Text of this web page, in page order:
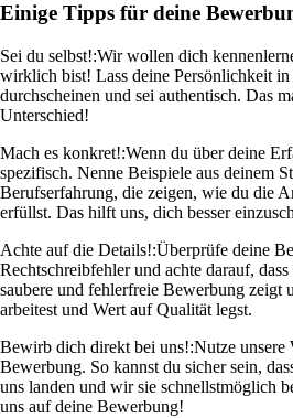
Einige Tipps für deine
Sei du selbst!:Wir wollen dich
wirklich bist! Lass deine Persönlichkeit
durchscheinen und sei authentisch. Das
Unterschied!
Mach es konkret!:Wenn du über deine
spezifisch. Nenne Beispiele aus deinem
Berufserfahrung, die zeigen, wie du die
erfüllst. Das hilft uns, dich besser
Achte auf die Details!:Überprüfe deine
Rechtschreibfehler und achte darauf,
saubere und fehlerfreie Bewerbung zeigt
arbeitest und Wert auf Qualität legst.
Bewirb dich direkt bei uns!:Nutze unsere
Bewerbung. So kannst du sicher sein,
uns landen und wir sie schnellstmöglich
uns auf deine Bewerbung!